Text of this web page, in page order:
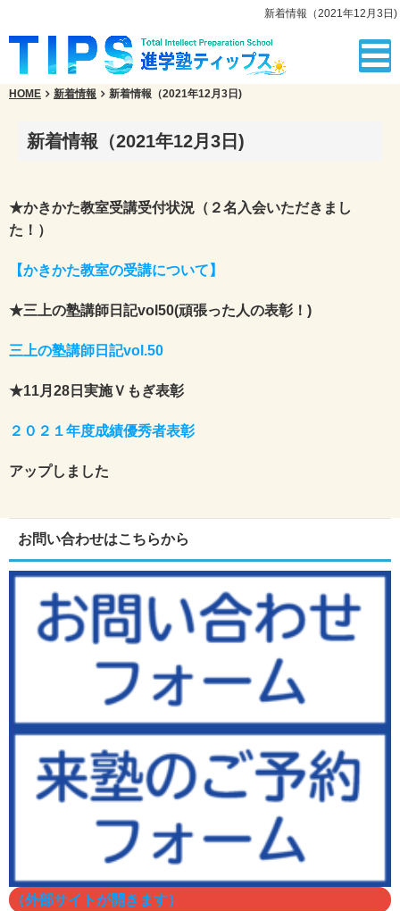
新着情報（2021年12月3日)
HOME 新着情報 新着情報（2021年12月3日)
新着情報（2021年12月3日)
★かきかた教室受講受付状況（２名入会いただきまし
た！）
【かきかた教室の受講について】
★三上の塾講師日記vol50(頑張った人の表彰！)
三上の塾講師日記vol.50
★11月28日実施Ｖもぎ表彰
２０２１年度成績優秀者表彰
アップしました
お問い合わせはこちらから
（外部サイトが開きます）